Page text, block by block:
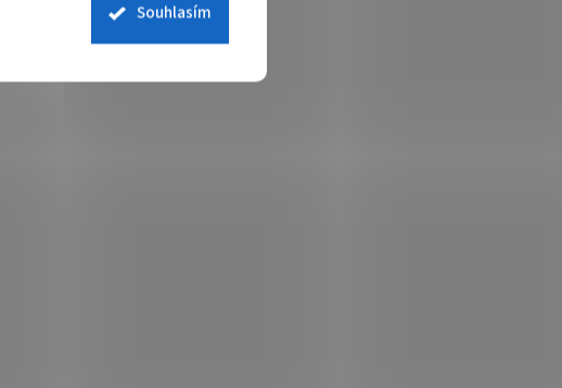
Souhlasím